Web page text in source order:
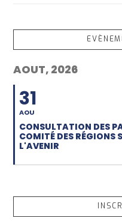
AOUT, 2026
31
AOU
CONSULTATION DES
COMITÉ DES RÉGIONS
L'AVENIR